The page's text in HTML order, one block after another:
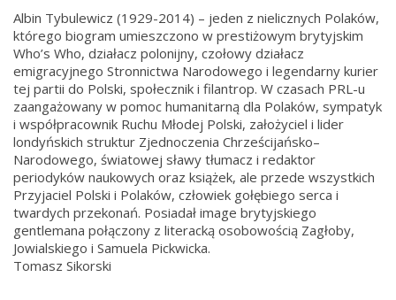
Albin Tybulewicz (1929-2014) – jeden z nielicznych Polaków,
którego biogram umieszczono w prestiżowym brytyjskim
Who’s Who, działacz polonijny, czołowy działacz
emigracyjnego Stronnictwa Narodowego i legendarny kurier
tej partii do Polski, społecznik i filantrop. W czasach PRL-u
zaangażowany w pomoc humanitarną dla Polaków, sympatyk
i współpracownik Ruchu Młodej Polski, założyciel i lider
londyńskich struktur Zjednoczenia Chrześcijańsko–
Narodowego, światowej sławy tłumacz i redaktor
periodyków naukowych oraz książek, ale przede wszystkich
Przyjaciel Polski i Polaków, człowiek gołębiego serca i
twardych przekonań. Posiadał image brytyjskiego
gentlemana połączony z literacką osobowością Zagłoby,
Jowialskiego i Samuela Pickwicka.
Tomasz Sikorski